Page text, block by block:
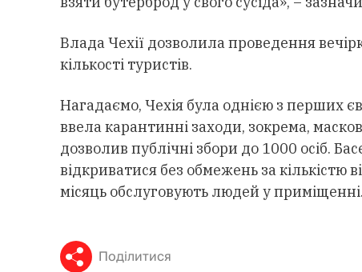
Влада Чехії дозволила проведення
кількості туристів.
Нагадаємо, Чехія була однією з перших
ввела карантинні заходи, зокрема,
дозволив публічні збори до 1000 осіб.
відкриватися без обмежень за кількістю
місяць обслуговують людей у приміщенні.
Поділитися